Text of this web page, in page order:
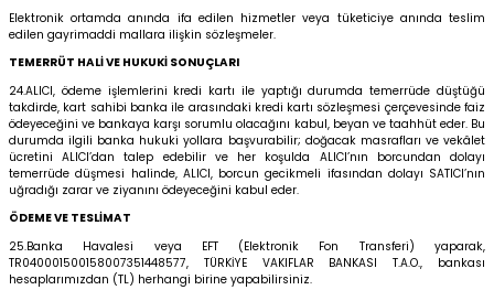
Elektronik ortamda anında ifa edilen hizmetler veya tüketiciye anında teslim
edilen gayrimaddi mallara ilişkin sözleşmeler.
TEMERRÜT HALİ VE HUKUKİ SONUÇLARI
24.ALICI, ödeme işlemlerini kredi kartı ile yaptığı durumda temerrüde düştüğü
takdirde, kart sahibi banka ile arasındaki kredi kartı sözleşmesi çerçevesinde faiz
ödeyeceğini ve bankaya karşı sorumlu olacağını kabul, beyan ve taahhüt eder. Bu
durumda ilgili banka hukuki yollara başvurabilir; doğacak masrafları ve vekâlet
ücretini ALICI’dan talep edebilir ve her koşulda ALICI’nın borcundan dolayı
temerrüde düşmesi halinde, ALICI, borcun gecikmeli ifasından dolayı SATICI’nın
uğradığı zarar ve ziyanını ödeyeceğini kabul eder.
ÖDEME VE TESLİMAT
25.Banka Havalesi veya EFT (Elektronik Fon Transferi) yaparak,
TR040001500158007351448577, TÜRKİYE VAKIFLAR BANKASI T.A.O., bankası
hesaplarımızdan (TL) herhangi birine yapabilirsiniz.